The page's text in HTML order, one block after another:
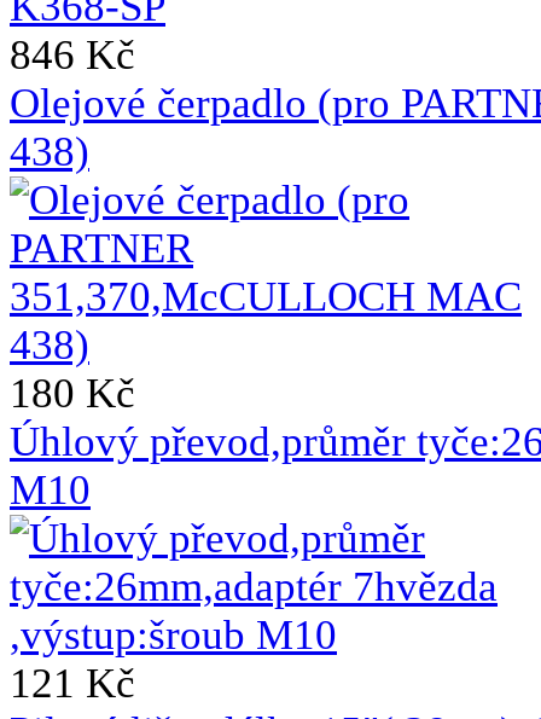
846 Kč
Olejové čerpadlo (pro
438)
180 Kč
Úhlový převod,průměr
M10
121 Kč